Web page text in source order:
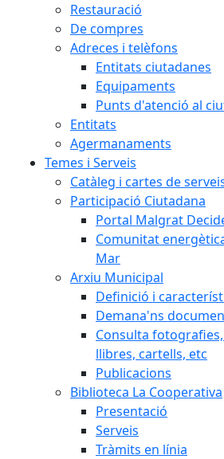
Restauració
De compres
Adreces i telèfons
Entitats ciutadanes
Equipaments
Punts d'atenció al
Entitats
Agermanaments
Temes i Serveis
Catàleg i cartes de
Participació Ciutadana
Portal Malgrat
Comunitat
Mar
Arxiu Municipal
Definició i
Demana'ns
Consulta
llibres, cartells, etc
Publicacions
Biblioteca La Cooperativa
Presentació
Serveis
Tràmits en línia